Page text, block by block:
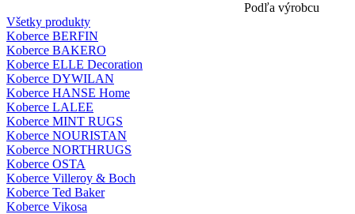
Podľa výrobcu
Všetky produkty
Koberce BERFIN
Koberce BAKERO
Koberce ELLE Decoration
Koberce DYWILAN
Koberce HANSE Home
Koberce LALEE
Koberce MINT RUGS
Koberce NOURISTAN
Koberce NORTHRUGS
Koberce OSTA
Koberce Villeroy & Boch
Koberce Ted Baker
Koberce Vikosa